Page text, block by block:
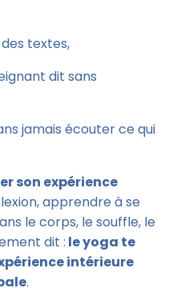
textes,
dit sans
jamais écouter ce qui
son expérience
apprendre à se
le corps, le souffle, le
dit : le yoga te
intérieure
.